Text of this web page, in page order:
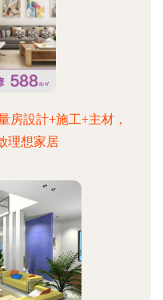
房設計+施工+主材，
理想家居